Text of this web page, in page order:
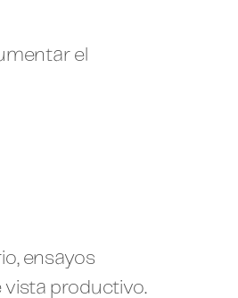
el
ensayos
vista productivo.